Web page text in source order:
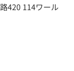
420 114ワール